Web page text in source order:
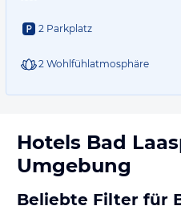
2 Parkplatz
2 Wohlfühlatmosphäre
Hotels Bad
Umgebung
Beliebte Filter für